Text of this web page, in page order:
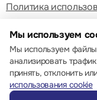
Политика
Мы используем
Мы используем файлы
анализировать
принять, отклонить
использования cookie